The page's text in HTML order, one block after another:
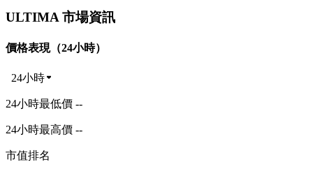
ULTIMA 市場資訊
價格表現（24小時）
24小時
24小時最低價 --
24小時最高價 --
市值排名